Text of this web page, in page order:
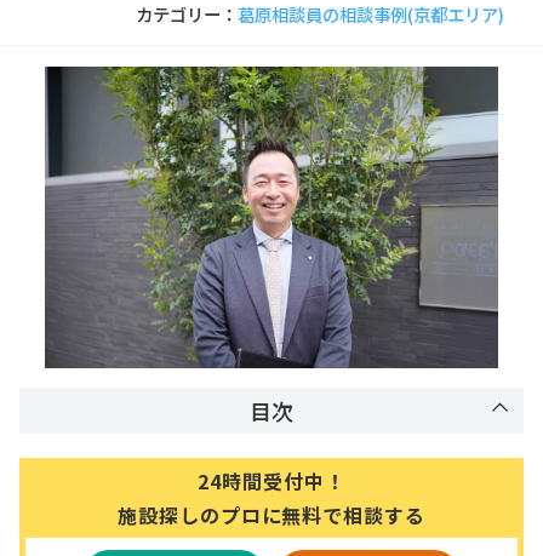
カテゴリー： 葛原相談員の相談事例(京都エリア)
目次
24時間受付中！
施設探しのプロに無料で相談する